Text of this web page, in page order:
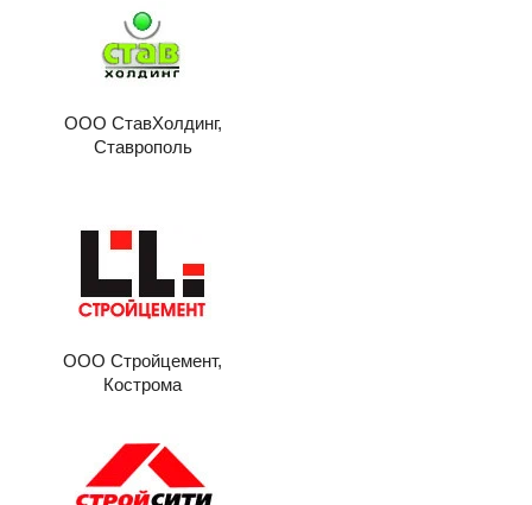
ООО СтавХолдинг,
Ставрополь
ООО Стройцемент,
Кострома